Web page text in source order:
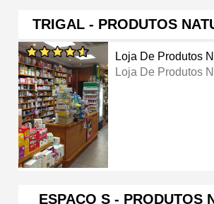
TRIGAL - PRODUTOS
Loja De Produtos
Loja De Produtos
ESPAÇO S - PRODUTOS